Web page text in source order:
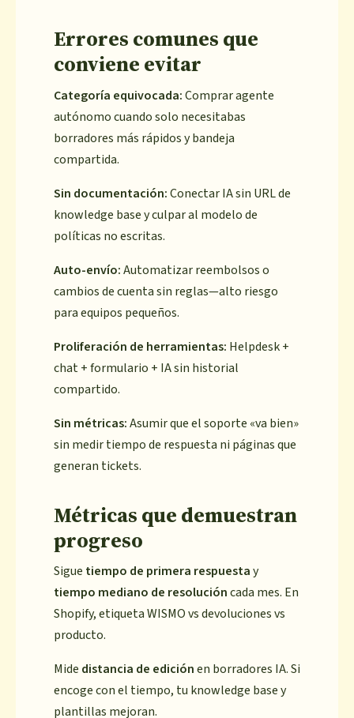
Errores comunes que
conviene evitar
Categoría equivocada:Comprar agente
autónomo cuando solo necesitabas
borradores más rápidos y bandeja
compartida.
Sin documentación:Conectar IA sin URL de
knowledge base y culpar al modelo de
políticas no escritas.
Auto-envío:Automatizar reembolsos o
cambios de cuenta sin reglas—alto riesgo
para equipos pequeños.
Proliferación de herramientas: Helpdesk +
chat + formulario + IA sin historial
compartido.
Sin métricas:Asumir que el soporte «va bien»
sin medir tiempo de respuesta ni páginas que
generan tickets.
Métricas que demuestran
progreso
Sigue tiempo de primera respuestay
tiempo mediano de resolucióncada mes. En
Shopify, etiqueta WISMO vs devoluciones vs
producto.
Mide distancia de ediciónen borradores IA. Si
encoge con el tiempo, tu knowledge base y
plantillas mejoran.